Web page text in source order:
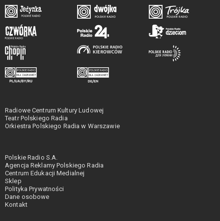
Radiowe Centrum Kultury Ludowej
Teatr Polskiego Radia
Orkiestra Polskiego Radia w Warszawie
Polskie Radio S.A.
Agencja Reklamy Polskiego Radia
Centrum Edukacji Medialnej
Sklep
Polityka Prywatności
Dane osobowe
Kontakt